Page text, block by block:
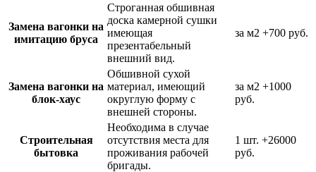
Замена вагонки на
имитацию бруса
Строганная обшивная
доска камерной сушки
имеющая
презентабельный
внешний вид.
за м2 +700 руб.
Замена вагонки на
блок-хаус
Обшивной сухой
материал, имеющий
округлую форму с
внешней стороны.
за м2 +1000
руб.
Строительная
бытовка
Необходима в случае
отсутствия места для
проживания рабочей
бригады.
1 шт. +26000
руб.